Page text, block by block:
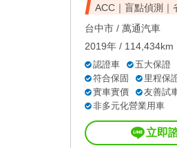
ACC｜盲點偵測｜
台中市 / 萬通汽車
2019年 / 114,434km
認證車
五大保證
符合保固
里程保
實車實價
友善試
非多元化營業用車
立即